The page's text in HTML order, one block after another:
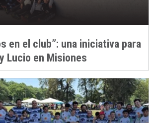
en el club”: una iniciativa para
Lucio en Misiones